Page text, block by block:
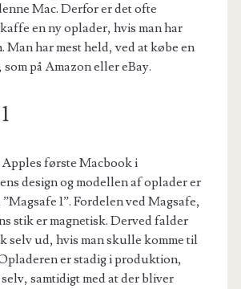
Mac. Derfor er det ofte
en ny oplader, hvis man har
Man har mest held, ved at købe en
på Amazon eller eBay.
første Macbook i
design og modellen af oplader er
1”. Fordelen ved Magsafe,
stik er magnetisk. Derved falder
selv ud, hvis man skulle komme til
er stadig i produktion,
samtidigt med at der bliver